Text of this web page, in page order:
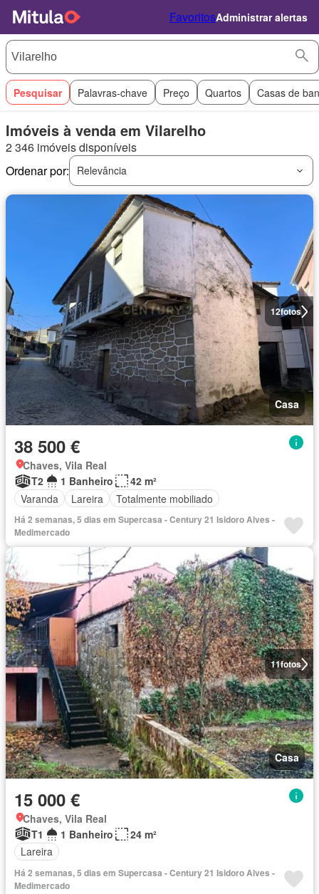
FavoritosAdministrar alertas
Pesquisar Palavras-chave Preço Quartos Casas de
Imóveis à venda em Vilarelho
2 346 imóveis disponíveis
Ordenar por:
Relevância
12fotos
Casa
38 500 €
Chaves, Vila Real
T2
1 Banheiro
42 m²
Varanda
Lareira Totalmente mobiliado
Há 2 semanas, 5 dias em Supercasa - Century 21 Isidoro Alves -
Medimercado
11fotos
Casa
15 000 €
Chaves, Vila Real
T1
1 Banheiro
24 m²
Lareira
Há 2 semanas, 5 dias em Supercasa - Century 21 Isidoro Alves -
Medimercado